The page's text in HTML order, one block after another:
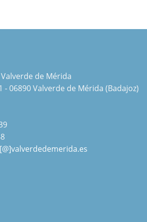
de Mérida
- 06890 Valverde de Mérida (Badajoz)